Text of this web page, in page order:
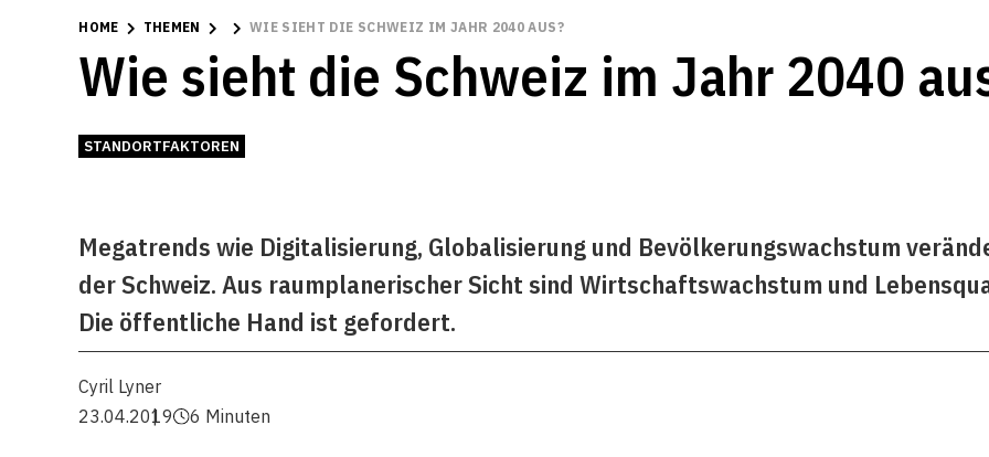
HOME THEMEN WIE SIEHT DIE SCHWEIZ IM JAHR 2040 AUS?
Wie sieht die Schweiz im Jahr 2040
STANDORTFAKTOREN
Megatrends wie Digitalisierung, Globalisierung und Bevölkerungswachstum
der Schweiz. Aus raumplanerischer Sicht sind Wirtschaftswachstum und
Die öffentliche Hand ist gefordert.
Cyril Lyner
23.04.2019
6 Minuten